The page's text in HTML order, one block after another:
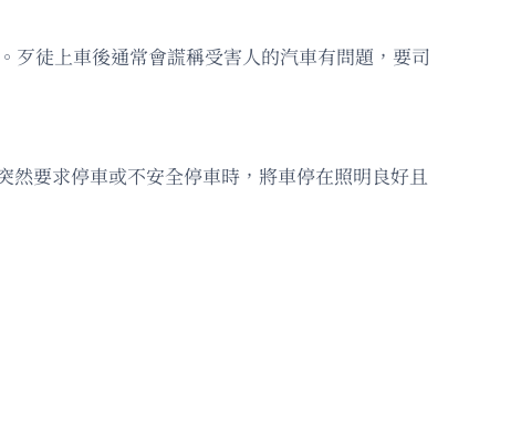
徒上車後通常會謊稱受害人的汽車有問題，要司
要求停車或不安全停車時，將車停在照明良好且